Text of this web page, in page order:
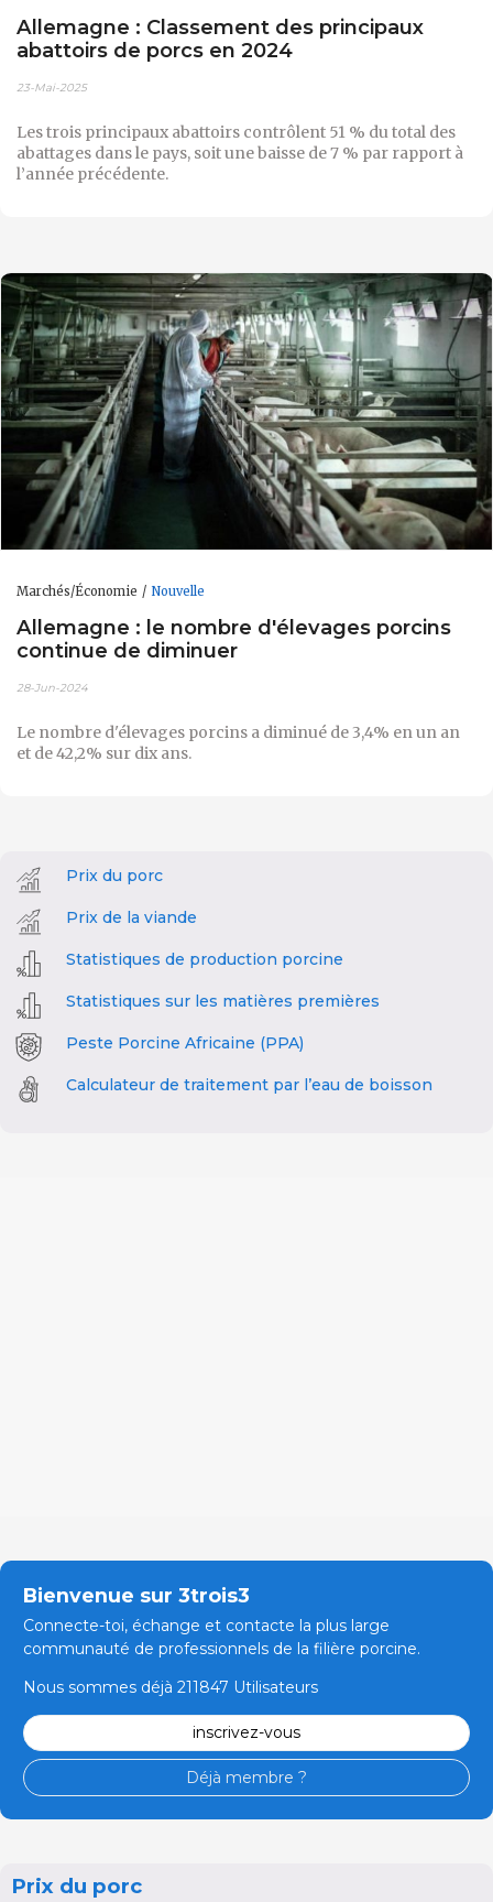
Allemagne : Classement des principaux
abattoirs de porcs en 2024
23-Mai-2025
Les trois principaux abattoirs contrôlent 51 % du total des
abattages dans le pays, soit une baisse de 7 % par rapport à
l’année précédente.
Marchés/Économie Nouvelle
Allemagne : le nombre d'élevages porcins
continue de diminuer
28-Jun-2024
Le nombre d'élevages porcins a diminué de 3,4% en un an
et de 42,2% sur dix ans.
Prix du porc
Prix de la viande
Statistiques de production porcine
Statistiques sur les matières premières
Peste Porcine Africaine (PPA)
Calculateur de traitement par l’eau de boisson
Bienvenue sur 3trois3
Connecte-toi, échange et contacte la plus large
communauté de professionnels de la filière porcine.
Nous sommes déjà 211847 Utilisateurs
inscrivez-vous
Déjà membre ?
Prix du porc